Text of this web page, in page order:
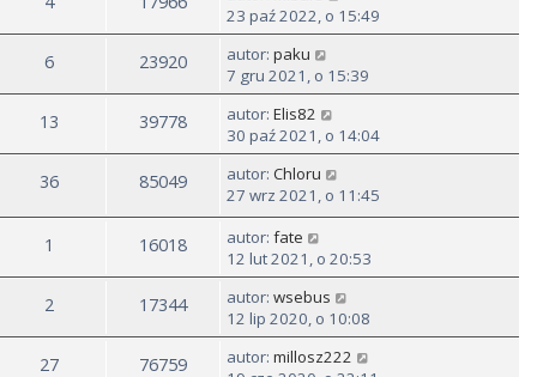
23 paź 2022, o 15:49
6 23920 autor: paku
7 gru 2021, o 15:39
13 39778 autor: Elis82
30 paź 2021, o 14:04
36 85049 autor: Chloru
27 wrz 2021, o 11:45
1 16018 autor: fate
12 lut 2021, o 20:53
2 17344 autor: wsebus
12 lip 2020, o 10:08
27 76759 autor: millosz222